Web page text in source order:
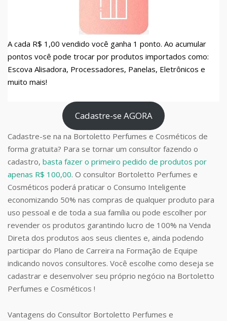
A cada R$ 1,00 vendido você ganha 1 ponto. Ao acumular
pontos você pode trocar por produtos importados como:
Escova Alisadora, Processadores, Panelas, Eletrônicos e
muito mais!
Cadastre-se AGORA
Cadastre-se na na Bortoletto Perfumes e Cosméticos de
forma gratuita? Para se tornar um consultor fazendo o
cadastro, basta fazer o primeiro pedido de produtos por
apenas R$ 100,00. O consultor Bortoletto Perfumes e
Cosméticos poderá praticar o Consumo Inteligente
economizando 50% nas compras de qualquer produto para
uso pessoal e de toda a sua família ou pode escolher por
revender os produtos garantindo lucro de 100% na Venda
Direta dos produtos aos seus clientes e, ainda podendo
participar do Plano de Carreira na Formação de Equipe
indicando novos consultores. Você escolhe como deseja se
cadastrar e desenvolver seu próprio negócio na Bortoletto
Perfumes e Cosméticos !
Vantagens do Consultor Bortoletto Perfumes e